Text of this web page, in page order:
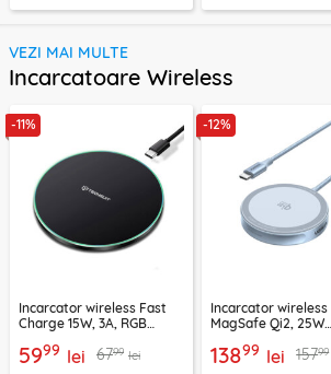
VEZI MAI MULTE
Incarcatoare Wireless
-11%
Incarcator wireless Fast
Charge 15W, 3A, RGB
CHWR031
5999 lei 6799 lei
-12%
Incarcator wireless
MagSafe Qi2, 25W
13899 lei 15799